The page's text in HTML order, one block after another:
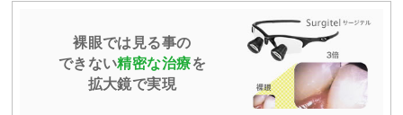
裸眼では見る事の
できない精密な治療を
拡大鏡で実現